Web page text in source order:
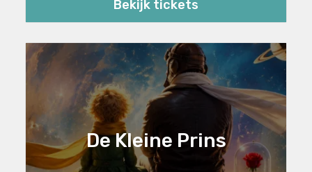
Bekijk tickets
De Kleine Prins